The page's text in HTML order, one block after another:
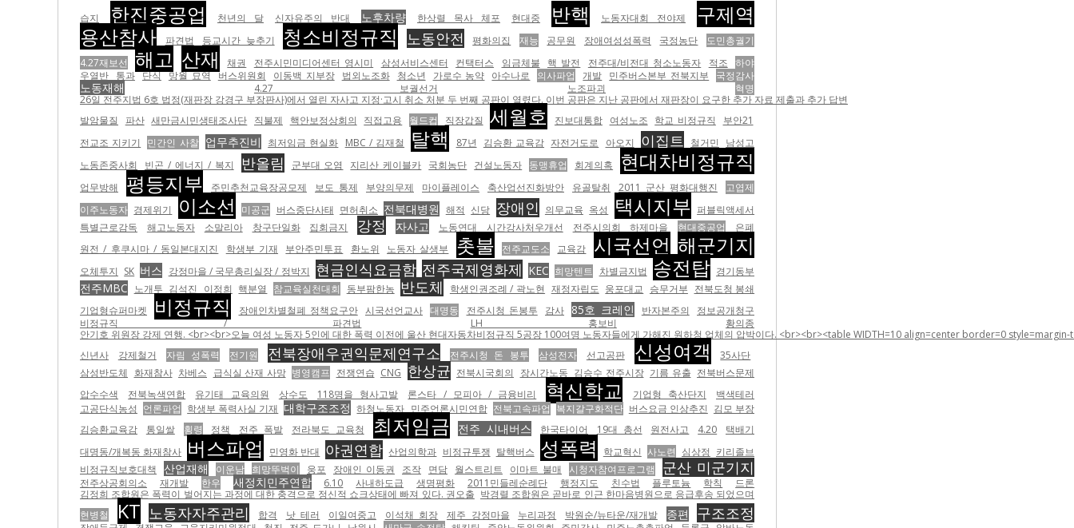
습지 한진중공업 천년의 달 신자유주의 반대 노후차량 한상렬 목사 체포 현대중 반핵 노동자대회 전야제
구제역
용산참사
파견법 등교시간 늦추기 청소비정규직 노동안전 평화의집 재능 공무원 장애여성성폭력 국정농단
도민총궐기
4.27재보선
해고 산재 채권 전주시민미디어센터 영시미 삼성서비스센터 컨택터스 임금체불 핵 발전 전주대/비전대 청소노동자 적조 하야
우열반 통과 단식 망월 묘역 버스위원회 이동백 지부장 법외노조화 청소년 가로수 농약 아수나로 의사파업 개발 민주버스본부 전북지부 국정감사
노동재해 4.27 보궐선거 노조파괴
혁명
26일 전주지법 6호 법정(재판장 강경구 부장판사)에서 열린 자사고 지정·고시 취소 처분 두 번째 공판이 열렸다. 이번 공판은 지난 공판에서 재판장이 요구한 추가 자료 제출과 추가 답변
발암물질
파산 새만금시민생태조사단 직불제 핵안보정상회의 직접고용 월드컵 직장갑질 세월호 진보대통합 여성노조 학교 비정규직
부안21
전교조 지키기
민간인 사찰 업무추진비 최저임금 현실화 MBC / 김재철 탈핵 87년 김승환 교육감 자전거도로 아오지 이집트 철거민
남성고
노동존중사회
빈곤 / 에너지 / 복지 반올림 군부대 오염 지리산 케이블카 국회농단 건설노동자 동맹휴업 회계의혹 현대차비정규직
업무방해 평등지부 주민추천교육장공모제 보도 통제 부양의무제 마이플레이스 축산업선진화방안 유골탈취 2011 군산 평화대행진
고엽제
이주노동자 경제위기 이소선 미공군 버스중단사태 면허취소 전북대병원 해적 신당 장애인 의무교육 옥성 택시지부 퍼블릭액세서
특별근로감독
해고노동자 소말리아 창구단일화 집회금지 강정 자사고 노동연대 시간강사처우개선 전주시의회 하제마을 현대중공업
은폐
원전 / 후쿠시마 / 동일본대지진
학생부 기재 부안주민투표 환노위 노동자 살생부 촛불 전주교도소 교육감 시국선언 해군기지
오체투지 SK 버스 강정마을 / 국무총리실장 / 정박지 현금인식요금함 전주국제영화제 KEC 희망텐트 차별금지법 송전탑 경기동부
전주MBC 노개투 김석진 이정희 핵분열 참교육실천대회 동부팜한농 반도체 학생인권조례 / 곽노현 재정자립도 웅포대교 승무거부 전북도청 봉쇄
기업형슈퍼마켓
비정규직 장애인차별철폐 정책요구안 시국선언교사 대명동 전주시청 돈봉투 감사 85호 크레인 반자본주의
정보공개청구
비정규직 / 파견법
LH 홍보비
황의종
안기호 위원장 강제 연행. <br><br>오늘 여성 노동자 5인에 대한 폭력 이전에 울산 현대자동차비정규직 5공장 100여명 노동자들에게 가해진 원하청 업체의 압박이다. <br><br><table WIDTH=10 align=center border=0
신년사
강제철거 자림 성폭력 전기원 전북장애우권익문제연구소 전주시청 돈 봉투 삼성전자 선고공판 신성여객
35사단
삼성반도체 화재참사 차베스 급식실 산재 사망 병영캠프 전쟁연습 CNG 한상균 전북시국회의 장시간노동 김승수 전주시장 기름 유출 전북버스문제
압수수색
전북녹색연합 유기태 교육의원 상수도 118명을 형사고발 론스타 / 모피아 / 금융비리 혁신학교 기업형 축산단지
백색테러
고공단식농성 언론파업 학생부 폭력사실 기재 대학구조조정 하청노동자 민주언론시민연합 전북고속파업 복지갈구화적단 버스요금 인상추진 김모 부장
김승환교육감
통일쌀 횡령 정책 전주 폭발 전라북도 교육청 최저임금 전주 시내버스 한국타이어 19대 총선 원전사고 4.20
택배기
대명동/개복동 화재참사 버스파업 민영화 반대 야권연합 산업의학과 비정규투쟁 탈핵버스 성폭력 학교혁신 사노련 심상정 키리졸브
비정규직보호대책 산업재해 이운남 희망뚜벅이 웅포 장애인 이동권 조작 면담 월스트리트 이마트 불매 시청자참여프로그램 군산 미군기지
전주상공회의소 재개발 한우 새정치민주연합 6.10 사내하도급 생명평화 2011민들레순례단 행정지도 친수법 플루토늄 학칙
드론
김정희 조합원은 폭력이 벌어지는 과정에 대한 충격으로 정신적 쇼크상태에 빠져 있다. 권오출 박경렬 조합원은 곧바로 인근 한마음병원으로 응급후송 되었으며
현병철
KT 노동자자주관리 합격 낫 테러 이일여중고 이석채 회장 제주 강정마을 누리과정 박원순/뉴타운/재개발 종편 구조조정